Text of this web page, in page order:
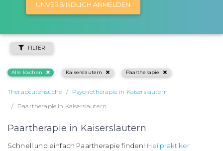
UNVERBINDLICH ANMELDEN
FILTER
Alle löschen Kaiserslautern Paartherapie
Therapeutensuche
Psychotherapie in Kaiserslautern
Paartherapie in Kaiserslautern
Paartherapie in Kaiserslautern
Schnell und einfach Paartherapie finden! Heilpraktiker